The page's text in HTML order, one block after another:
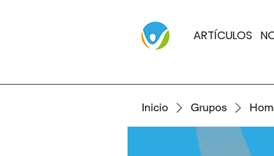
ARTÍCULOS
Inicio Grupos